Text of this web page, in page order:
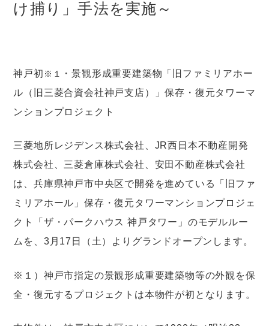
け捕り」手法を実施～
神戸初 ※１
・景観形成重要建築物「旧ファミリアホー
ル（旧三菱合資会社神戸支店）」保存・復元タワーマ
ンションプロジェクト
三菱地所レジデンス株式会社、JR西日本不動産開発
株式会社、三菱倉庫株式会社、安田不動産株式会社
は、兵庫県神戸市中央区で開発を進めている「旧ファ
ミリアホール」保存・復元タワーマンションプロジェ
クト「ザ・パークハウス 神戸タワー」のモデルルー
ムを、3月17日（土）よりグランドオープンします。
※１）神戸市指定の景観形成重要建築物等の外観を保
全・復元するプロジェクトは本物件が初となります。